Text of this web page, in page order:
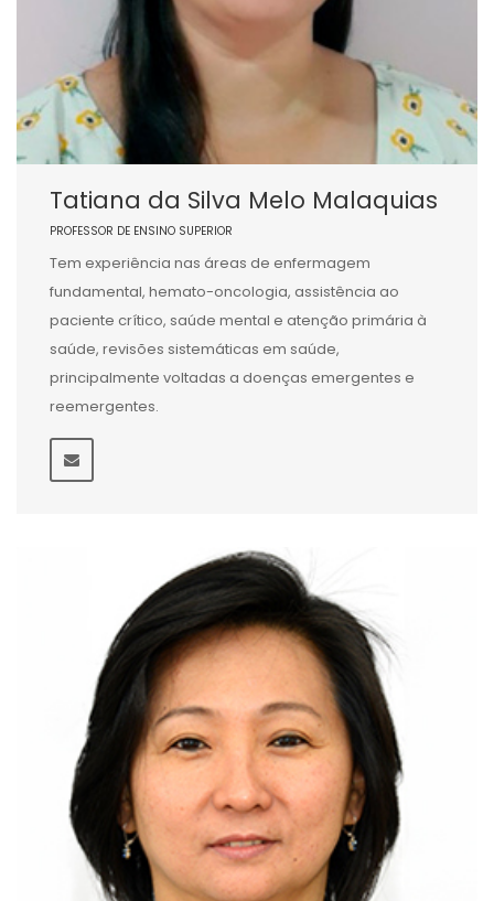
Tatiana da Silva Melo Malaquias
PROFESSOR DE ENSINO SUPERIOR
Tem experiência nas áreas de enfermagem
fundamental, hemato-oncologia, assistência ao
paciente crítico, saúde mental e atenção primária à
saúde, revisões sistemáticas em saúde,
principalmente voltadas a doenças emergentes e
reemergentes.